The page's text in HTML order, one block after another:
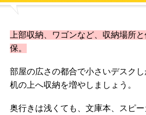
上部収納、ワゴンなど、収納場所
保。
部屋の広さの都合で小さいデスクし
机の上へ収納を増やしましょう。
奥行きは浅くても、文庫本、スピー